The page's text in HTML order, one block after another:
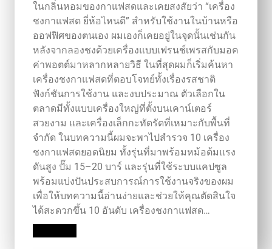
ในกลิ่นหอมของกาแฟสดและเคยสงสัยว่า “เครื่อง
ชงกาแฟสด ยี่ห้อไหนดี” สำหรับใช้งานในบ้านหรือ
ออฟฟิศของตนเอง ผมเองก็เคยอยู่ในจุดนั้นเช่นกัน
หลังจากลองชงด้วยเครื่องแบบเฟรนช์เพรสกับมอค
ค่าพอตต์มาหลากหลายวิธี ในที่สุดผมก็เริ่มค้นหา
เครื่องชงกาแฟสดที่ตอบโจทย์ทั้งเรื่องรสชาติ
ฟังก์ชันการใช้งาน และงบประมาณ ตัวเลือกใน
ตลาดมีทั้งแบบเครื่องใหญ่ที่ตั้งบนเคาน์เตอร์
สวยงาม และเครื่องเล็กกะทัดรัดที่เหมาะกับพื้นที่
จำกัด ในบทความนี้ผมจะพาไปสำรวจ 10 เครื่อง
ชงกาแฟสดยอดนิยม ทั้งรุ่นที่มาพร้อมหม้อต้มแรง
ดันสูง ปั๊ม 15–20 บาร์ และรุ่นที่ใช้ระบบแคปซูล
พร้อมแบ่งปันประสบการณ์การใช้งานจริงของผม
เพื่อให้บทความนี้อ่านง่ายและช่วยให้คุณตัดสินใจ
ได้สะดวกขึ้น 10 อันดับ เครื่องชงกาแฟสด…